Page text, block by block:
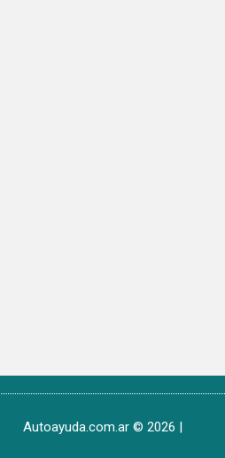
Autoayuda.com.ar © 2026 |